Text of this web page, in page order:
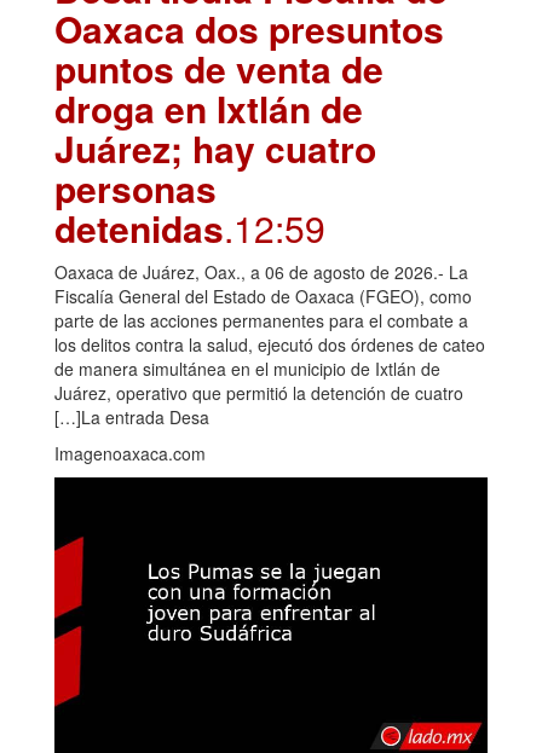
Oaxaca dos presuntos
puntos de venta de
droga en Ixtlán de
Juárez; hay cuatro
personas
detenidas.12:59
Oaxaca de Juárez, Oax., a 06 de agosto de 2026.- La
Fiscalía General del Estado de Oaxaca (FGEO), como
parte de las acciones permanentes para el combate a
los delitos contra la salud, ejecutó dos órdenes de cateo
de manera simultánea en el municipio de Ixtlán de
Juárez, operativo que permitió la detención de cuatro
[…]La entrada Desa
Imagenoaxaca.com